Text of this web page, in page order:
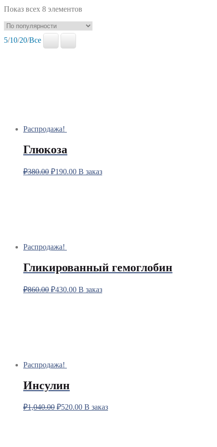
Показ всех 8 элементов
5/10/20/Все
Распродажа!
Глюкоза
₽380.00 ₽190.00 В заказ
Распродажа!
Гликированный гемоглобин
₽860.00 ₽430.00 В заказ
Распродажа!
Инсулин
₽1,040.00 ₽520.00 В заказ